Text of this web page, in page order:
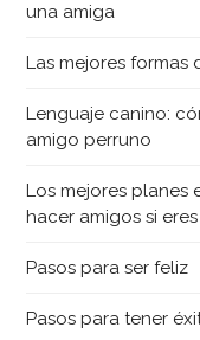
una amiga
Las mejores formas
Lenguaje canino:
amigo perruno
Los mejores planes
hacer amigos si
Pasos para ser feliz
Pasos para tener